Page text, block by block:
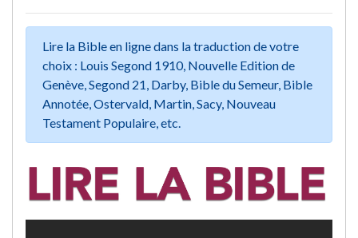
Lire la Bible en ligne dans la traduction de votre
choix : Louis Segond 1910, Nouvelle Edition de
Genève, Segond 21, Darby, Bible du Semeur, Bible
Annotée, Ostervald, Martin, Sacy, Nouveau
Testament Populaire, etc.